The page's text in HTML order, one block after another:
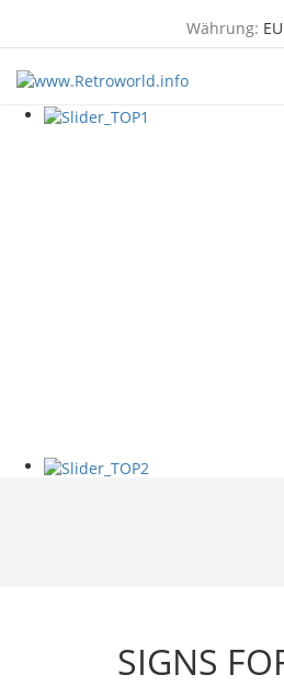
Währung:
SIGNS